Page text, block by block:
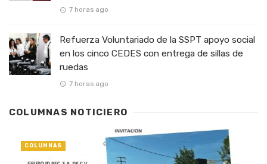
7 horas ago
Refuerza Voluntariado de la SSPT apoyo social
en los cinco CEDES con entrega de sillas de
ruedas
7 horas ago
COLUMNAS NOTICIERO
COLUMNAS